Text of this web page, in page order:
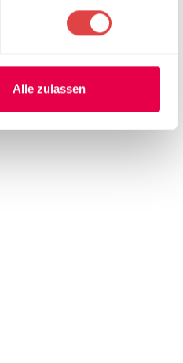
Alle zulassen